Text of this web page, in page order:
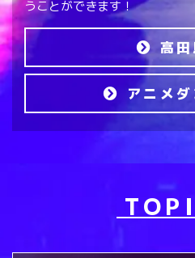
うことができます！
高
アニメ